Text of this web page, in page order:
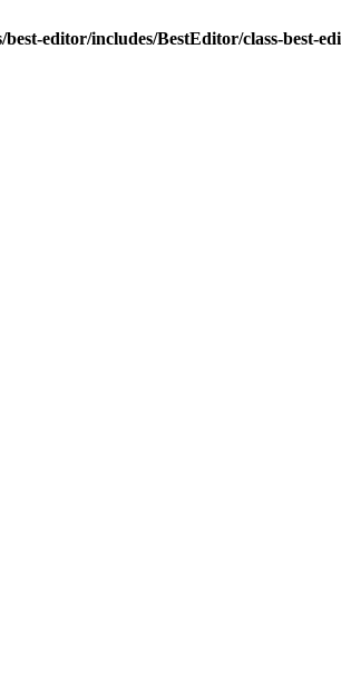
editor/includes/BestEditor/class-best-